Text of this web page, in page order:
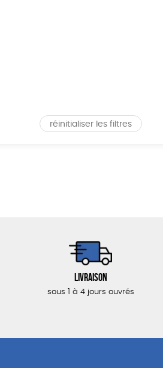
réinitialiser les filtres
Livraison
sous 1 à 4 jours ouvrés